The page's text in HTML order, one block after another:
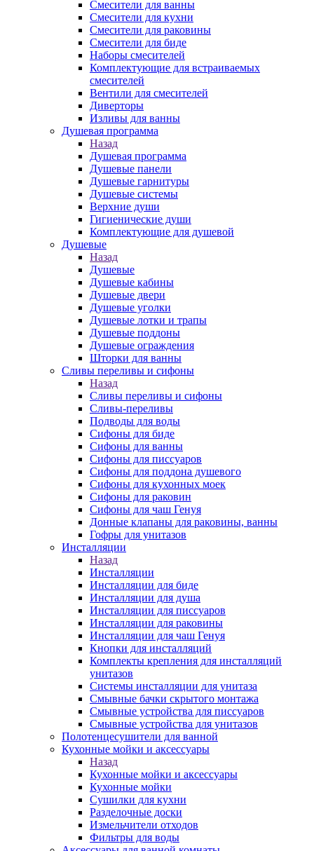
Смесители для ванны
Смесители для кухни
Смесители для раковины
Смесители для биде
Наборы смесителей
Комплектующие для встраиваемых
смесителей
Вентили для смесителей
Диверторы
Изливы для ванны
Душевая программа
Назад
Душевая программа
Душевые панели
Душевые гарнитуры
Душевые системы
Верхние души
Гигиенические души
Комплектующие для душевой
Душевые
Назад
Душевые
Душевые кабины
Душевые двери
Душевые уголки
Душевые лотки и трапы
Душевые поддоны
Душевые ограждения
Шторки для ванны
Сливы переливы и сифоны
Назад
Сливы переливы и сифоны
Сливы-переливы
Подводы для воды
Сифоны для биде
Сифоны для ванны
Сифоны для писсуаров
Сифоны для поддона душевого
Сифоны для кухонных моек
Сифоны для раковин
Сифоны для чаш Генуя
Донные клапаны для раковины, ванны
Гофры для унитазов
Инсталляции
Назад
Инсталляции
Инсталляции для биде
Инсталляции для душа
Инсталляции для писсуаров
Инсталляции для раковины
Инсталляции для чаш Генуя
Кнопки для инсталляций
Комплекты крепления для инсталляций
унитазов
Системы инсталляции для унитаза
Смывные бачки скрытого монтажа
Смывные устройства для писсуаров
Смывные устройства для унитазов
Полотенцесушители для ванной
Кухонные мойки и аксессуары
Назад
Кухонные мойки и аксессуары
Кухонные мойки
Сушилки для кухни
Разделочные доски
Измельчители отходов
Фильтры для воды